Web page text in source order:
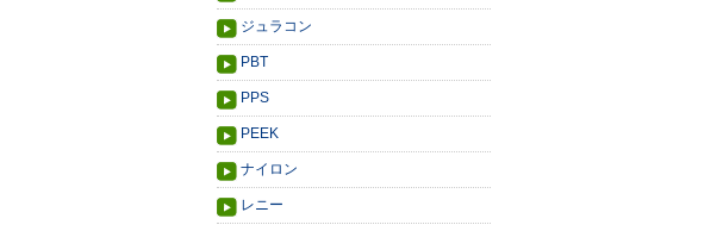
ジュラコン
PBT
PPS
PEEK
ナイロン
レニー